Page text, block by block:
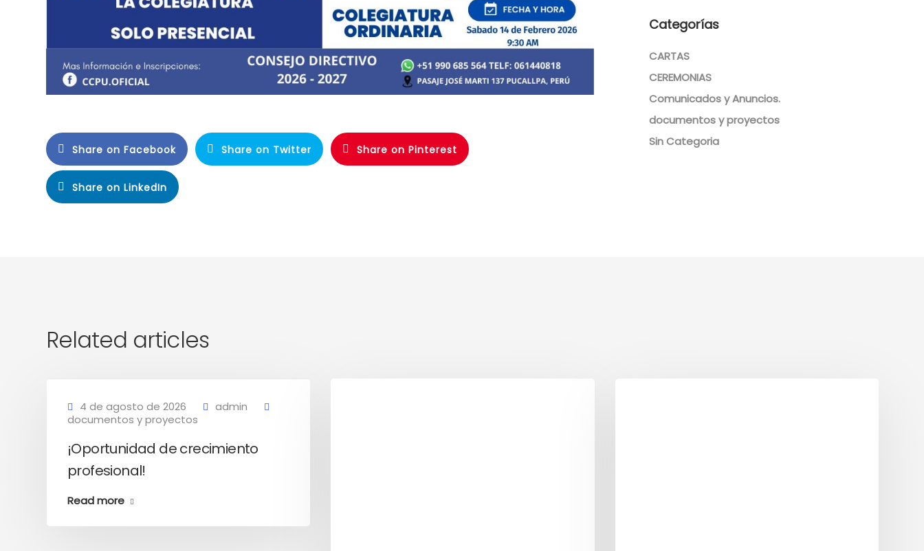
Share on Facebook Share on Twitter Share on Pinterest
Share on LinkedIn
Categorías
CARTAS
CEREMONIAS
Comunicados y Anuncios.
documentos y proyectos
Sin Categoria
Related articles
4 de agosto de 2026
admin
documentos y proyectos
¡Oportunidad de crecimiento
profesional!
Read more